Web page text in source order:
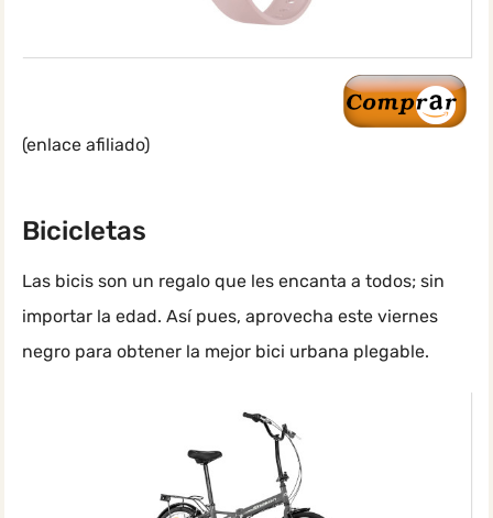
(enlace afiliado)
Bicicletas
Las bicis son un regalo que les encanta a todos; sin
importar la edad. Así pues, aprovecha este viernes
negro para obtener la mejor bici urbana plegable.